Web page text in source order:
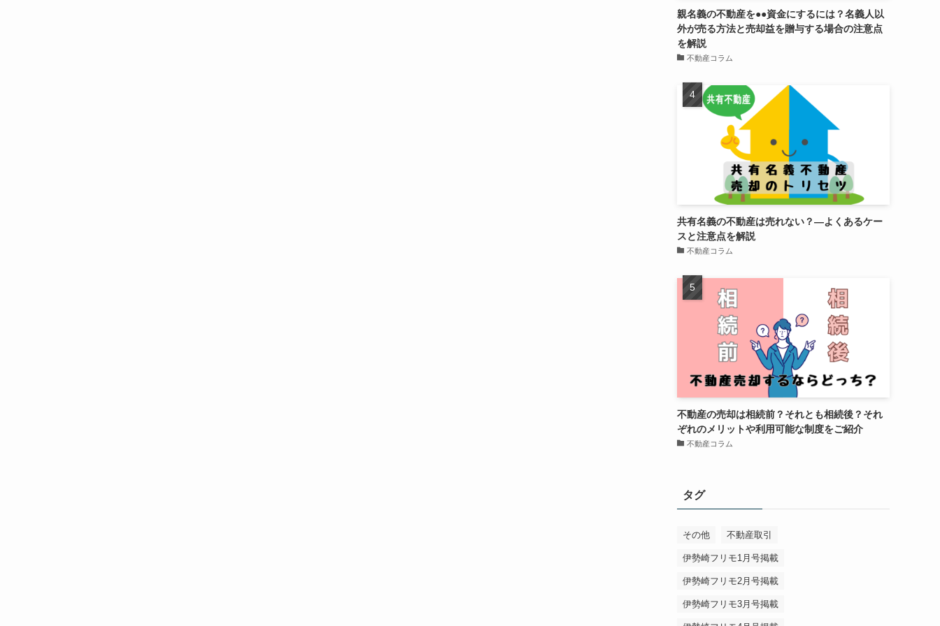
親名義の不動産を●●資金にするには？名義人以
外が売る方法と売却益を贈与する場合の注意点
を解説
不動産コラム
共有名義の不動産は売れない？―よくあるケー
スと注意点を解説
不動産コラム
不動産の売却は相続前？それとも相続後？それ
ぞれのメリットや利用可能な制度をご紹介
不動産コラム
タグ
その他 不動産取引
伊勢崎フリモ1月号掲載
伊勢崎フリモ2月号掲載
伊勢崎フリモ3月号掲載